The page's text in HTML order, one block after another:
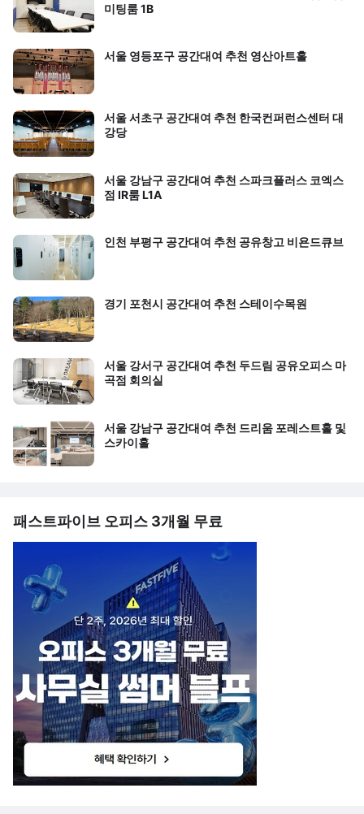
미팅룸 1B
서울 영등포구 공간대여 추천 영산아트홀
서울 서초구 공간대여 추천 한국컨퍼런스센터 대
강당
서울 강남구 공간대여 추천 스파크플러스 코엑스
점 IR룸 L1A
인천 부평구 공간대여 추천 공유창고 비욘드큐브
경기 포천시 공간대여 추천 스테이수목원
서울 강서구 공간대여 추천 두드림 공유오피스 마
곡점 회의실
서울 강남구 공간대여 추천 드리움 포레스트홀 및
스카이홀
패스트파이브 오피스 3개월 무료